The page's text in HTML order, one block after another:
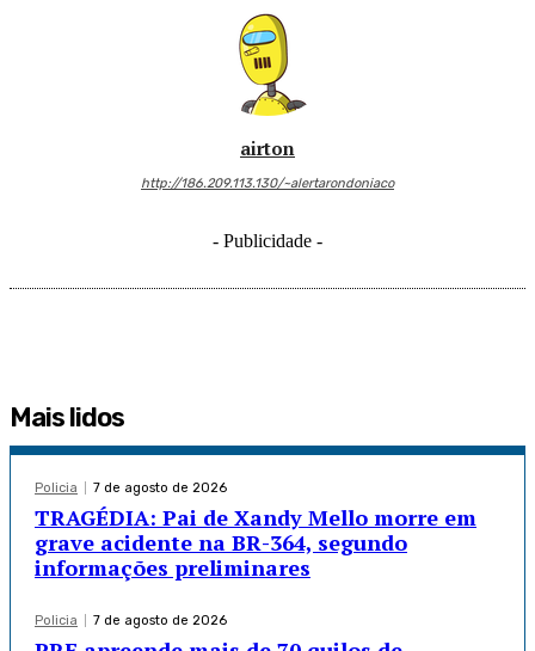
airton
http://186.209.113.130/~alertarondoniaco
- Publicidade -
Mais lidos
Policia 7 de agosto de 2026
TRAGÉDIA: Pai de Xandy Mello morre em
grave acidente na BR-364, segundo
informações preliminares
Policia 7 de agosto de 2026